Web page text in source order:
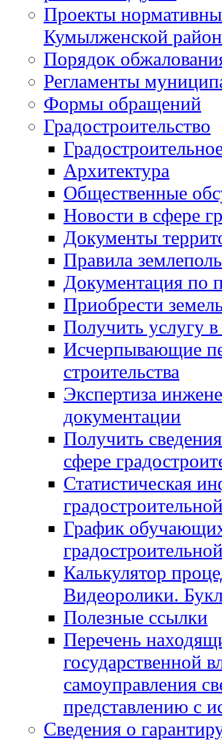
Проекты
Кумылженской
Порядок
Регламенты
Формы обращений
Градостроительство
Архитектура
Общественные
Новости в сфере
Документы
Правила
Документация по
Приобрести
Получить услугу в
Исчерпывающие
строительства
Экспертиза
документации
Получить
сфере
Статистическая
График
Калькулятор
Видеоролики.
Полезные ссылки
Перечень
государственной
самоуправления
представлению с
Сведения о